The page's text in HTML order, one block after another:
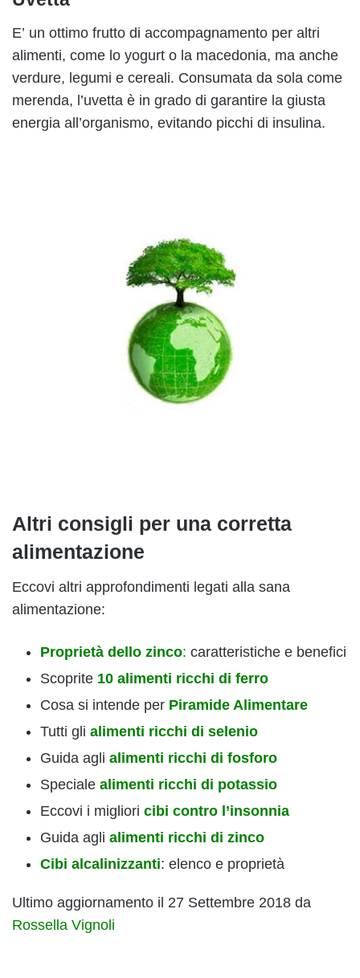
E’ un ottimo frutto di accompagnamento per altri
alimenti, come lo yogurt o la macedonia, ma anche
verdure, legumi e cereali. Consumata da sola come
merenda, l’uvetta è in grado di garantire la giusta
energia all’organismo, evitando picchi di insulina.
Altri consigli per una corretta
alimentazione
Eccovi altri approfondimenti legati alla sana
alimentazione:
Proprietà dello zinco: caratteristiche e benefici
Scoprite 10 alimenti ricchi di ferro
Cosa si intende per Piramide Alimentare
Tutti gli alimenti ricchi di selenio
Guida agli alimenti ricchi di fosforo
Speciale alimenti ricchi di potassio
Eccovi i migliori cibi contro l’insonnia
Guida agli alimenti ricchi di zinco
Cibi alcalinizzanti: elenco e proprietà
Ultimo aggiornamento il 27 Settembre 2018 da
Rossella Vignoli